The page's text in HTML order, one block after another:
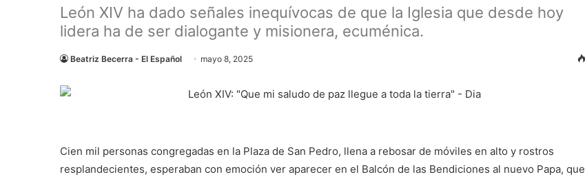
León XIV ha dado señales inequívocas de que la Iglesia que desde hoy
lidera ha de ser dialogante y misionera, ecuménica.
Beatriz Becerra - El Español mayo 8, 2025
Cien mil personas congregadas en la Plaza de San Pedro, llena a rebosar de móviles en alto y rostros
resplandecientes, esperaban con emoción ver aparecer en el Balcón de las Bendiciones al nuevo Papa, que